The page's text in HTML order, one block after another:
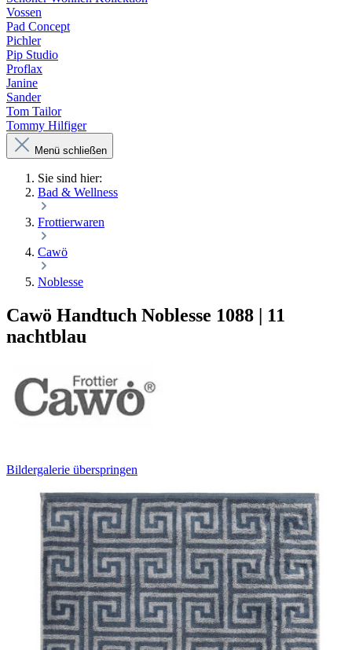
Vossen
Pad Concept
Pichler
Pip Studio
Proflax
Janine
Sander
Tom Tailor
Tommy Hilfiger
Menü schließen
Sie sind hier:
Bad & Wellness
Frottierwaren
Cawö
Noblesse
Cawö Handtuch Noblesse 1088 | 11
nachtblau
Bildergalerie überspringen